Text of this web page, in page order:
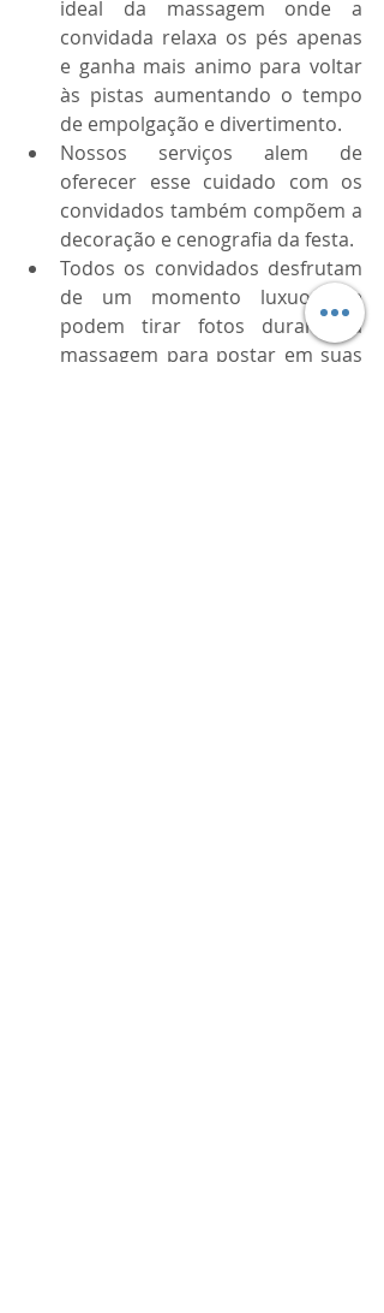
ideal da massagem onde a
convidada relaxa os pés apenas
e ganha mais animo para voltar
às pistas aumentando o tempo
de empolgação e divertimento.
Nossos serviços alem de
oferecer esse cuidado com os
convidados também compõem a
decoração e cenografia da festa.
Todos os convidados desfrutam
de um momento luxuoso e
podem tirar fotos durante a
massagem para postar em suas